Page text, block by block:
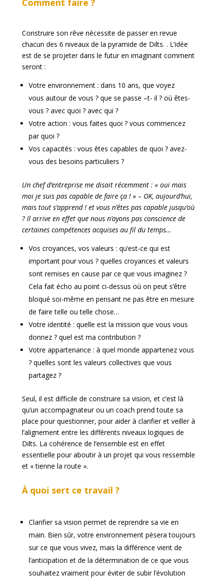
Construire son rêve nécessite de passer en revue
chacun des 6 niveaux de la pyramide de Dilts. . L’idée
est de se projeter dans le futur en imaginant comment
seront :
Votre environnement : dans 10 ans, que voyez
vous autour de vous ? que se passe –t- il ? où êtes-
vous ? avec quoi ? avec qui ?
Votre action : vous faites quoi ? vous commencez
par quoi ?
Vos capacités : vous êtes capables de quoi ? avez-
vous des besoins particuliers ?
Un chef d’entreprise me disait récemment : « oui mais
moi je suis pas capable de faire ça ! » – OK, aujourd’hui,
mais tout s’apprend ! et vous n’êtes pas capable jusqu’où
? Il arrive en effet que nous n’ayons pas conscience de
certaines compétences acquises au fil du temps…
Vos croyances, vos valeurs : qu’est-ce qui est
important pour vous ? quelles croyances et valeurs
sont remises en cause par ce que vous imaginez ?
Cela fait écho au point ci-dessus où on peut s’être
bloqué soi-même en pensant ne pas être en mesure
de faire telle ou telle chose…
Votre identité : quelle est la mission que vous vous
donnez ? quel est ma contribution ?
Votre appartenance : à quel monde appartenez vous
? quelles sont les valeurs collectives que vous
partagez ?
Seul, il est difficile de construire sa vision, et c’est là
qu’un accompagnateur ou un coach prend toute sa
place pour questionner, pour aider à clarifier et veiller à
l’alignement entre les différents niveaux logiques de
Dilts. La cohérence de l’ensemble est en effet
essentielle pour aboutir à un projet qui vous ressemble
et « tienne la route ».
À quoi sert ce travail ?
Clarifier sa vision permet de reprendre sa vie en
main. Bien sûr, votre environnement pèsera toujours
sur ce que vous vivez, mais la différence vient de
l’anticipation et de la détermination de ce que vous
souhaitez vraiment pour éviter de subir l’évolution